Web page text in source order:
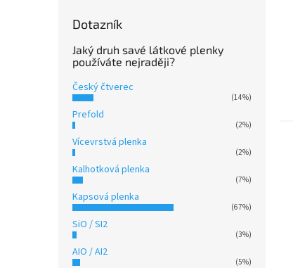
Dotazník
Jaký druh savé látkové plenky
používáte nejraději?
Český čtverec
(14%)
Prefold
(2%)
Vícevrstvá plenka
(2%)
Kalhotková plenka
(7%)
Kapsová plenka
(67%)
SiO / SI2
(3%)
AIO / AI2
(5%)